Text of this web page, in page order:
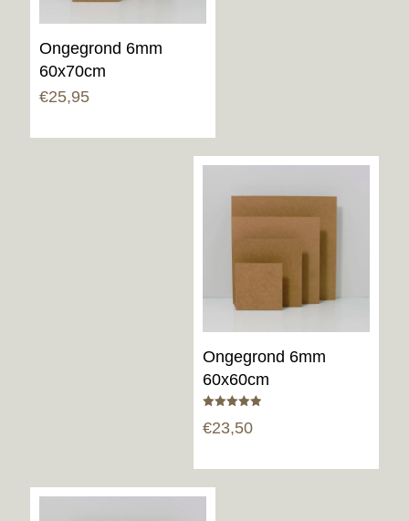
Ongegrond 6mm
60x70cm
€25,95
Ongegrond 6mm
60x60cm
5.00
€23,50